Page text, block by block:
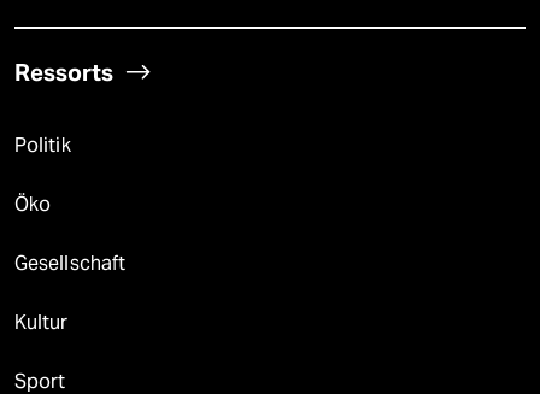
Ressorts
Politik
Öko
Gesellschaft
Kultur
Sport